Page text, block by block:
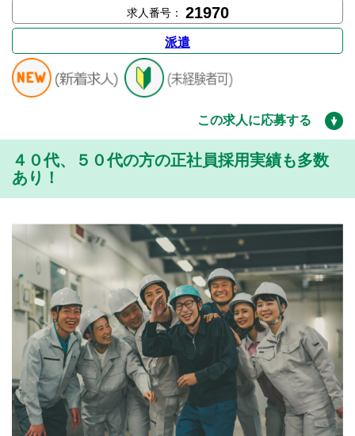
求人番号： 21970
派遣
この求人に応募する
４０代、５０代の方の正社員採用実績も多数
あり！